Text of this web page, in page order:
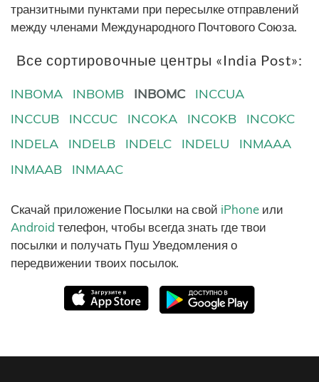
транзитными пунктами при пересылке отправлений
между членами Международного Почтового Союза.
Все сортировочные центры «India Post»:
INBOMA INBOMB INBOMC
INCCUA
INCCUB
INCCUC INCOKA INCOKB
INCOKC
INDELA
INDELB INDELC INDELU
INMAAA
INMAAB
INMAAC
Скачай приложение Посылки на свой iPhone или
Android телефон, чтобы всегда знать где твои
посылки и получать Пуш Уведомления о
передвижении твоих посылок.